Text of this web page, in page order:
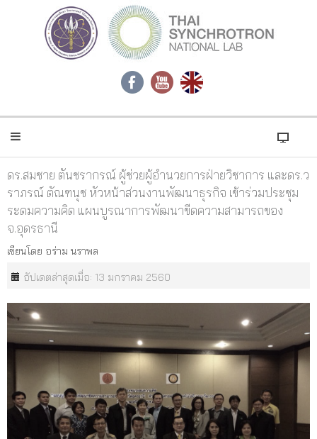
ดร.สมชาย ตันชรากรณ์ ผู้ช่วยผู้อำนวยการฝ่ายวิชาการ และดร.ว
ราภรณ์ ตัณฑนุช หัวหน้าส่วนงานพัฒนาธุรกิจ เข้าร่วมประชุม
ระดมความคิด แผนบูรณาการพัฒนาขีดความสามารถของ
จ.อุดรธานี
เขียนโดย อร่าม นราพล
อัปเดตล่าสุดเมื่อ: 13 มกราคม 2560